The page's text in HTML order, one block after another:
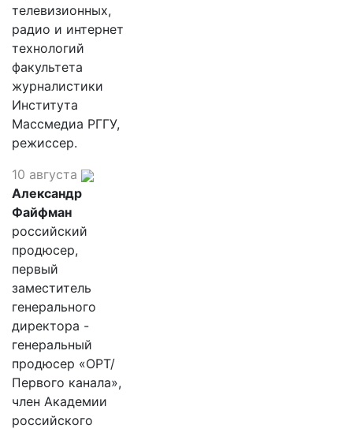
телевизионных,
радио и интернет
технологий
факультета
журналистики
Института
Массмедиа РГГУ,
режиссер.
10 августа
Александр
Файфман
российский
продюсер,
первый
заместитель
генерального
директора -
генеральный
продюсер «ОРТ/
Первого канала»,
член Академии
российского